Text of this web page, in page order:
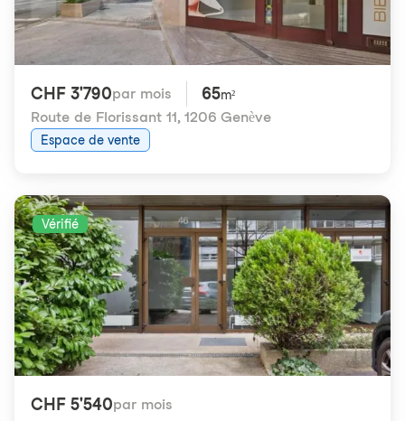
CHF 3'790par mois 65m²
Route de Florissant 11, 1206 Genève
Espace de vente
Vérifié
CHF 5'540par mois